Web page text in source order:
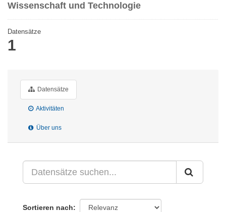
Wissenschaft und Technologie
Datensätze
1
Datensätze
Aktivitäten
Über uns
Sortieren nach